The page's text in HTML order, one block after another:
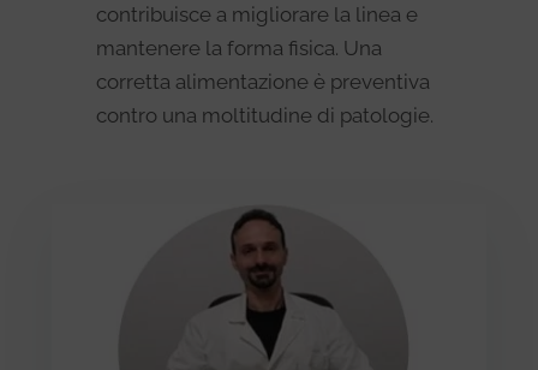
contribuisce a migliorare la linea e
mantenere la forma fisica. Una
corretta alimentazione è preventiva
contro una moltitudine di patologie.